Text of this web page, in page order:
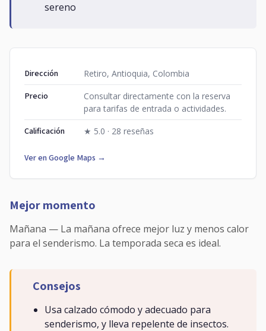
sereno
Dirección Retiro, Antioquia, Colombia
Precio
Consultar directamente con la reserva
para tarifas de entrada o actividades.
Calificación ★ 5.0 · 28 reseñas
Ver en Google Maps →
Mejor momento
Mañana — La mañana ofrece mejor luz y menos calor
para el senderismo. La temporada seca es ideal.
Consejos
Usa calzado cómodo y adecuado para
senderismo, y lleva repelente de insectos.